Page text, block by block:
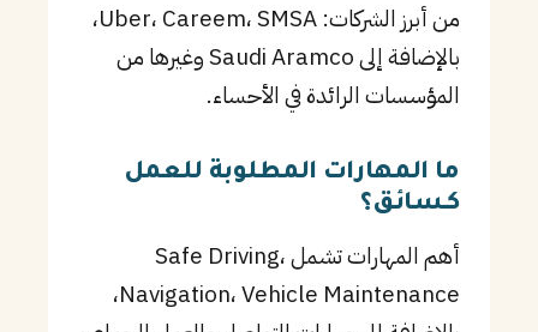
من أبرز الشركات: Uber، Careem، SMSA،
بالإضافة إلى Saudi Aramco وغيرها من
المؤسسات الرائدة في الأحساء.
ما المهارات المطلوبة للعمل
كـسائق؟
أهم المهارات تشمل Safe Driving،
Navigation، Vehicle Maintenance،